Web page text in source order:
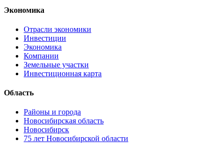
Экономика
Отрасли экономики
Инвестиции
Экономика
Компании
Земельные участки
Инвестиционная карта
Область
Районы и города
Новосибирская область
Новосибирск
75 лет Новосибирской области